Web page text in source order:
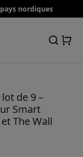
nordiques
de 9 –
Smart
The Wall